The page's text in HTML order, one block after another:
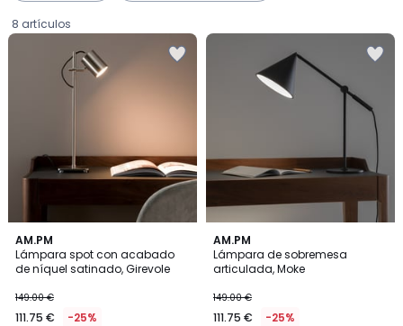
8 artículos
AM.PM
Lámpara spot con acabado
de níquel satinado, Girevole
€
en
149.00 €
111.75 € -25%
3,5
/ 5
AM.PM
Lámpara de sobremesa
articulada, Moke
149.00 €
111.75 € -25%
4,8
/ 5